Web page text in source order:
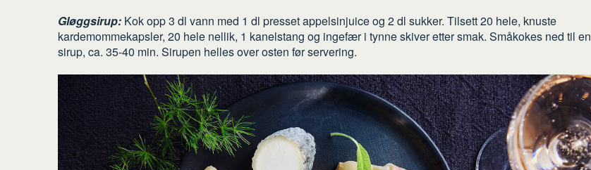
Gløggsirup: Kok opp 3 dl vann med 1 dl presset appelsinjuice og 2 dl sukker. Tilsett 20 hele, knuste
kardemommekapsler, 20 hele nellik, 1 kanelstang og ingefær i tynne skiver etter smak. Småkokes ned til en
sirup, ca. 35-40 min. Sirupen helles over osten før servering.